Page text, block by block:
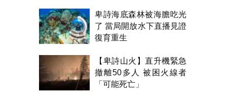
卑詩海底森林被海膽吃光
了 當局開放水下直播見證
復育重生
【卑詩山火】直升機緊急
撤離50多人 被困火線者
「可能死亡」